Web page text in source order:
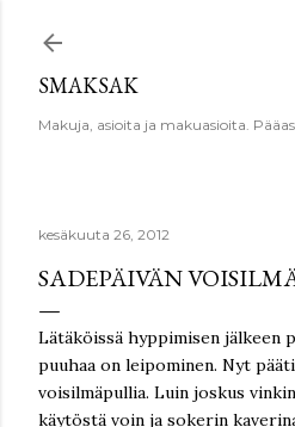
SMAKSAK
Makuja, asioita ja makuasioita.
kesäkuuta 26, 2012
SADEPÄIVÄN
Lätäköissä hyppimisen jälkeen
puuhaa on leipominen. Nyt
voisilmäpullia. Luin joskus
käytöstä voin ja sokerin